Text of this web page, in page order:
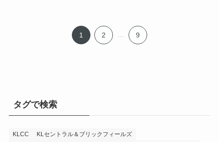
1 2 9
タグで検索
KLCC
KLセントラル＆ブリックフィールズ